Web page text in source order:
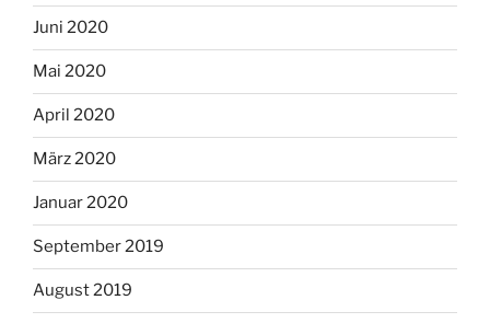
Juni 2020
Mai 2020
April 2020
März 2020
Januar 2020
September 2019
August 2019